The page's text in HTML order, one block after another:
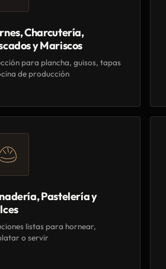
Charcutería,
y Mariscos
para plancha, guisos, tapas
de producción
Pastelería y
listas para hornear,
o servir